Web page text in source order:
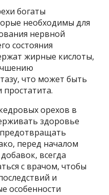
богаты
необходимы для
нервной
состояния
жирные кислоты,
что может быть
орехов в
здоровье
перед началом
всегда
с врачом, чтобы
и
особенности